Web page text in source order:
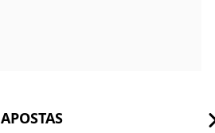
APOSTAS